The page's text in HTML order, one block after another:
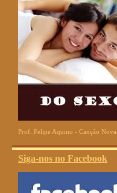
Prof. Felipe Aquino - Canção Nova
Siga-nos no Facebook